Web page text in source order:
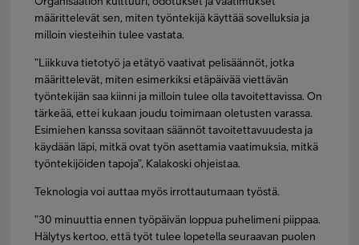
määrittelevät sen, miten työntekijä käyttää sovelluksia ja
milloin viesteihin tulee vastata.
”Liikkuva tietotyö ja etätyö vaativat pelisäännöt, jotka
määrittelevät, miten esimerkiksi etäpäivää viettävän
työntekijän saa kiinni ja milloin tulee olla tavoitettavissa. On
tärkeää, ettei kukaan joudu toimimaan oletusten varassa.
Esimiehen kanssa sovitaan säännöt tavoitettavuudesta ja
käydään läpi, mitkä ovat työn asettamia vaatimuksia, mitkä
työntekijöiden tapoja”, Kalakoski ohjeistaa.
Teknologia voi auttaa myös irrottautumaan työstä.
”30 minuuttia ennen työpäivän loppua puhelimeni piippaa.
Hälytys kertoo, että työt tulee lopetella seuraavan puolen